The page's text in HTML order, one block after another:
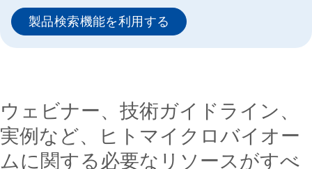
製品検索機能を利用する
ウェビナー、技術ガイドライン、
実例など、ヒトマイクロバイオー
ムに関する必要なリソースがすべ